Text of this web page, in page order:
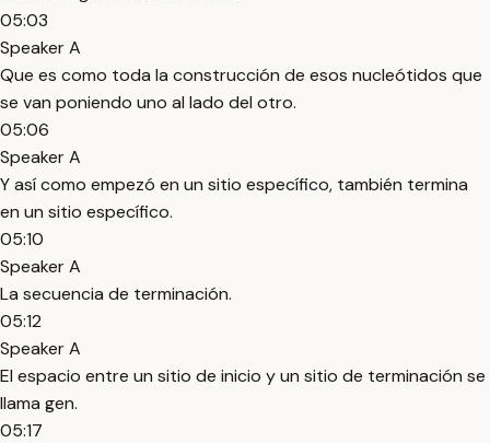
05:03
Speaker A
Que es como toda la construcción de esos nucleótidos que
se van poniendo uno al lado del otro.
05:06
Speaker A
Y así como empezó en un sitio específico, también termina
en un sitio específico.
05:10
Speaker A
La secuencia de terminación.
05:12
Speaker A
El espacio entre un sitio de inicio y un sitio de terminación se
llama gen.
05:17